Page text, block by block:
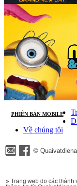
PHIÊN BẢN MOBILE
Về chúng tôi
©
» Trang web do các